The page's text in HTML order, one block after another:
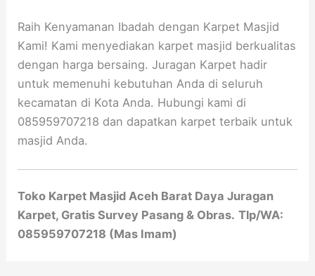
Raih Kenyamanan Ibadah dengan Karpet Masjid
Kami! Kami menyediakan karpet masjid berkualitas
dengan harga bersaing. Juragan Karpet hadir
untuk memenuhi kebutuhan Anda di seluruh
kecamatan di Kota Anda. Hubungi kami di
085959707218 dan dapatkan karpet terbaik untuk
masjid Anda.
Toko Karpet Masjid Aceh Barat Daya Juragan
Karpet, Gratis Survey Pasang & Obras. Tlp/WA:
085959707218 (Mas Imam)